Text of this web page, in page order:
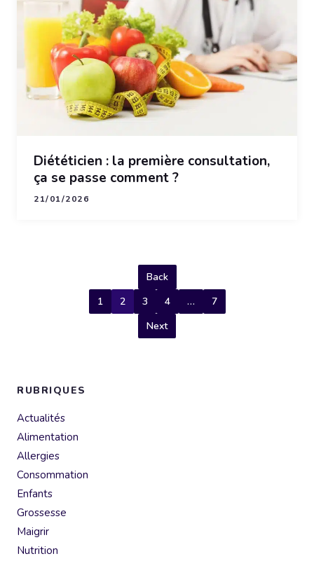
Diététicien : la première consultation,
ça se passe comment ?
21/01/2026
Back
1
2 3 4 …
7
Next
RUBRIQUES
Actualités
Alimentation
Allergies
Consommation
Enfants
Grossesse
Maigrir
Nutrition